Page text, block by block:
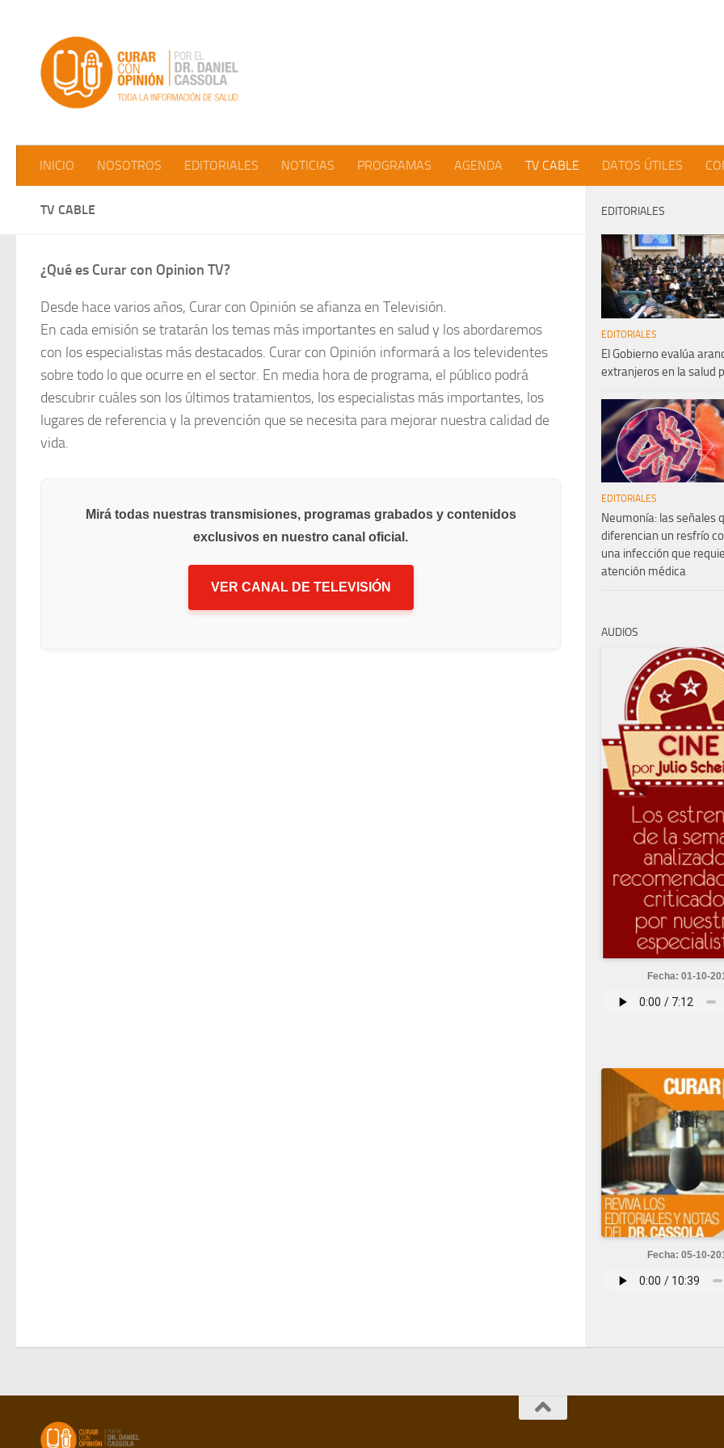
INICIO NOSOTROS EDITORIALES NOTICIAS PROGRAMAS AGENDA TV CABLE DATOS ÚTILES
TV CABLE
¿Qué es Curar con Opinion TV?
Desde hace varios años, Curar con Opinión se afianza en Televisión.
En cada emisión se tratarán los temas más importantes en salud y los abordaremos
con los especialistas más destacados. Curar con Opinión informará a los televidentes
sobre todo lo que ocurre en el sector. En media hora de programa, el público podrá
descubrir cuáles son los últimos tratamientos, los especialistas más importantes, los
lugares de referencia y la prevención que se necesita para mejorar nuestra calidad de
vida.
Mirá todas nuestras transmisiones, programas grabados y contenidos
exclusivos en nuestro canal oficial.
VER CANAL DE TELEVISIÓN
EDITORIALES
EDITORIALES
El Gobierno evalúa
extranjeros en la salud
EDITORIALES
Neumonía: las señales
diferencian un resfrío
una infección que
atención médica
AUDIOS
Fecha: 01-10-
Fecha: 05-10-